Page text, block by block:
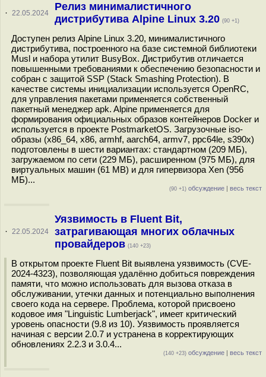
· 22.05.2024
Релиз минималистичного
дистрибутива Alpine Linux 3.20 (90 +1)
Доступен релиз Alpine Linux 3.20, минималистичного
дистрибутива, построенного на базе системной библиотеки
Musl и набора утилит BusyBox. Дистрибутив отличается
повышенными требованиями к обеспечению безопасности и
собран с защитой SSP (Stack Smashing Protection). В
качестве системы инициализации используется OpenRC,
для управления пакетами применяется собственный
пакетный менеджер apk. Alpine применяется для
формирования официальных образов контейнеров Docker и
используется в проекте PostmarketOS. Загрузочные iso-
образы (x86_64, x86, armhf, aarch64, armv7, ppc64le, s390x)
подготовлены в шести вариантах: стандартном (209 МБ),
загружаемом по сети (229 МБ), расширенном (975 МБ), для
виртуальных машин (61 MB) и для гипервизора Xen (956
МБ)...
(90 +1) обсуждение | весь текст
· 22.05.2024
Уязвимость в Fluent Bit,
затрагивающая многих облачных
провайдеров (140 +23)
В открытом проекте Fluent Bit выявлена уязвимость (CVE-
2024-4323), позволяющая удалённо добиться повреждения
памяти, что можно использовать для вызова отказа в
обслуживании, утечки данных и потенциально выполнения
своего кода на сервере. Проблема, которой присвоено
кодовое имя "Linguistic Lumberjack", имеет критический
уровень опасности (9.8 из 10). Уязвимость проявляется
начиная с версии 2.0.7 и устранена в корректирующих
обновлениях 2.2.3 и 3.0.4...
(140 +23) обсуждение | весь текст